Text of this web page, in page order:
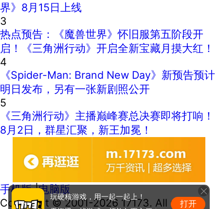
界》8月15日上线
3
热点预告：《魔兽世界》怀旧服第五阶段开
启！《三角洲行动》开启全新宝藏月摸大红！
4
《Spider-Man: Brand New Day》新预告预计
明日发布，另有一张新剧照公开
5
《三角洲行动》主播巅峰赛总决赛即将打响！
8月2日，群星汇聚，新王加冕！
手机版|电脑版
Copyright © 2001-2026 17173. All rights
玩硬核游戏，用一起一起上！
打开